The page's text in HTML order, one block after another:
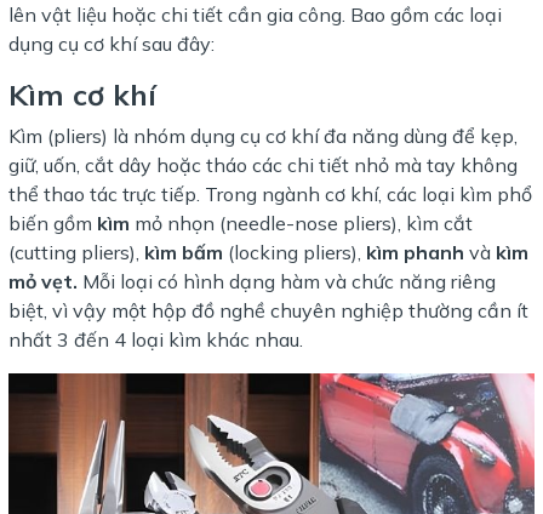
lên vật liệu hoặc chi tiết cần gia công. Bao gồm các loại
dụng cụ cơ khí sau đây:
Kìm cơ khí
Kìm (pliers) là nhóm dụng cụ cơ khí đa năng dùng để kẹp,
giữ, uốn, cắt dây hoặc tháo các chi tiết nhỏ mà tay không
thể thao tác trực tiếp. Trong ngành cơ khí, các loại kìm phổ
biến gồm kìm mỏ nhọn (needle-nose pliers), kìm cắt
(cutting pliers), kìm bấm (locking pliers), kìm phanh và kìm
mỏ vẹt. Mỗi loại có hình dạng hàm và chức năng riêng
biệt, vì vậy một hộp đồ nghề chuyên nghiệp thường cần ít
nhất 3 đến 4 loại kìm khác nhau.